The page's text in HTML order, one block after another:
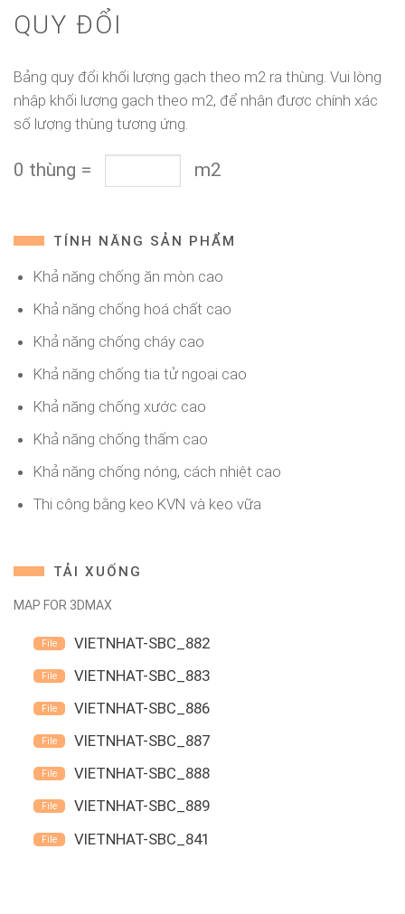
QUY ĐỔI
Bảng quy đổi khối lượng gạch theo m2 ra thùng. Vui lòng
nhập khối lượng gạch theo m2, để nhận được chính xác
số lượng thùng tương ứng.
0 thùng = m2
TÍNH NĂNG SẢN PHẨM
Khả năng chống ăn mòn cao
Khả năng chống hoá chất cao
Khả năng chống cháy cao
Khả năng chống tia tử ngoại cao
Khả năng chống xước cao
Khả năng chống thấm cao
Khả năng chống nóng, cách nhiệt cao
Thi công bằng keo KVN và keo vữa
TẢI XUỐNG
MAP FOR 3DMAX
VIETNHAT-SBC_882
VIETNHAT-SBC_883
VIETNHAT-SBC_886
VIETNHAT-SBC_887
VIETNHAT-SBC_888
VIETNHAT-SBC_889
VIETNHAT-SBC_841